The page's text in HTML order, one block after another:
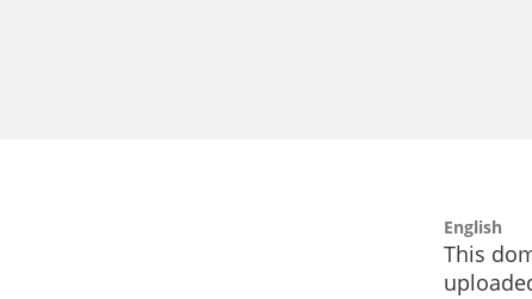
English
This